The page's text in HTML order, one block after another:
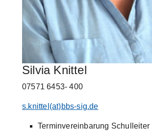
Silvia Knittel
07571 6453- 400
s.knittel(at)bbs-sig.de
Terminvereinbarung Schulleiter